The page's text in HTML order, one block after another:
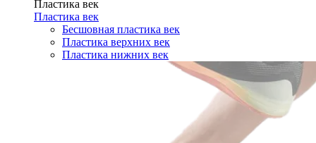
Пластика век
Пластика век
Бесшовная пластика век
Пластика верхних век
Пластика нижних век